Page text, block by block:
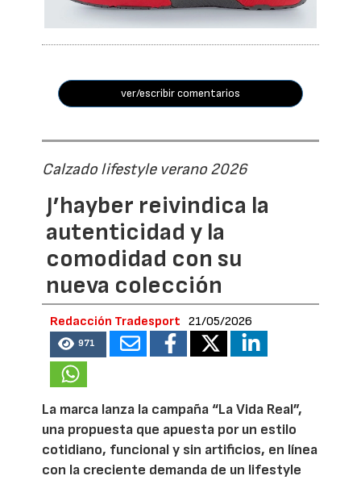
ver/escribir comentarios
Calzado lifestyle verano 2026
J’hayber reivindica la
autenticidad y la
comodidad con su
nueva colección
Redacción Tradesport 21/05/2026
971
La marca lanza la campaña “La Vida Real”,
una propuesta que apuesta por un estilo
cotidiano, funcional y sin artificios, en línea
con la creciente demanda de un lifestyle